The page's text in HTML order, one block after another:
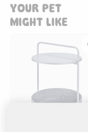
YOUR PET
MIGHT LIKE